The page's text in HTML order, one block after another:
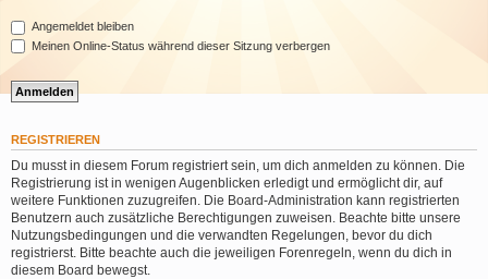
Angemeldet bleiben
Meinen Online-Status während dieser Sitzung verbergen
REGISTRIEREN
Du musst in diesem Forum registriert sein, um dich anmelden zu können. Die
Registrierung ist in wenigen Augenblicken erledigt und ermöglicht dir, auf
weitere Funktionen zuzugreifen. Die Board-Administration kann registrierten
Benutzern auch zusätzliche Berechtigungen zuweisen. Beachte bitte unsere
Nutzungsbedingungen und die verwandten Regelungen, bevor du dich
registrierst. Bitte beachte auch die jeweiligen Forenregeln, wenn du dich in
diesem Board bewegst.